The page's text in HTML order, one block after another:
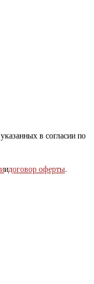
в согласии по
идоговор оферты.